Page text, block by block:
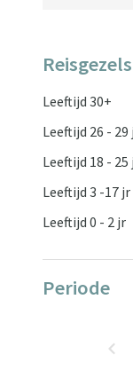
Leeftijd 30+
Leeftijd 26 - 29
Leeftijd 18 - 25
Leeftijd 3 -17 jr
Leeftijd 0 - 2 jr
Periode